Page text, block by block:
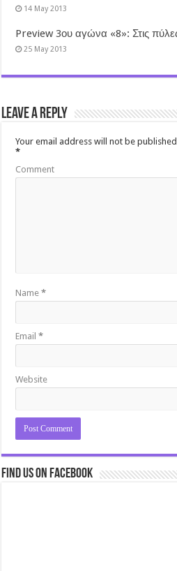
14 May 2013
Preview 3ου αγώνα «8»: Στις
25 May 2013
Leave a Reply
Your email address will not be
*
Comment
Name*
Email*
Website
Find us on Facebook